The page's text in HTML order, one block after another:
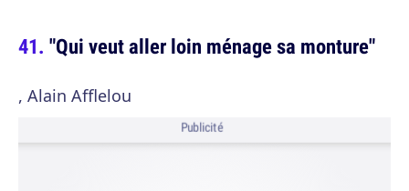
"Qui veut aller loin ménage sa monture"
, Alain Afflelou
Publicité